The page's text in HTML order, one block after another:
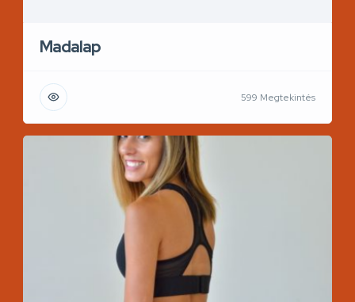
Madalap
599 Megtekintés